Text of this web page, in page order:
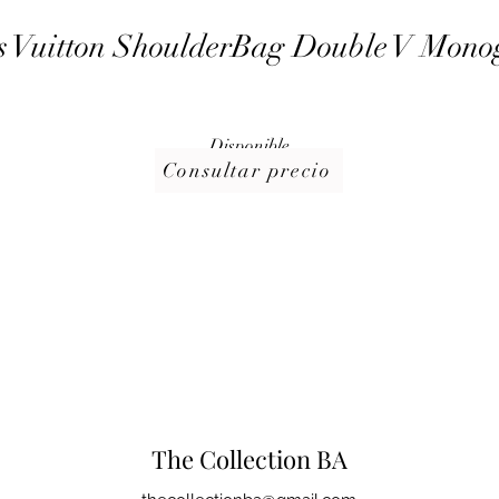
Vuitton ShoulderBag Double V
Disponible
Consultar precio
The Collection BA